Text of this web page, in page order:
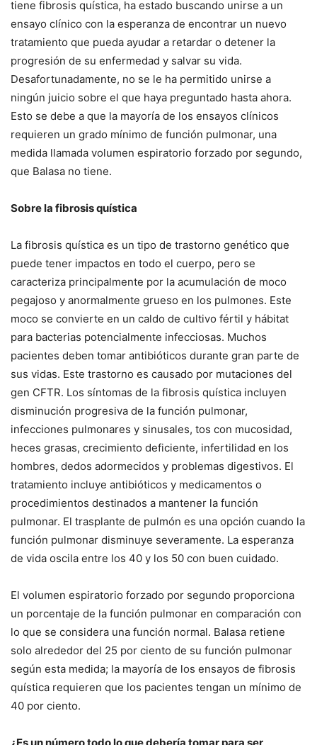
tiene fibrosis quística, ha estado buscando unirse a un
ensayo clínico con la esperanza de encontrar un nuevo
tratamiento que pueda ayudar a retardar o detener la
progresión de su enfermedad y salvar su vida.
Desafortunadamente, no se le ha permitido unirse a
ningún juicio sobre el que haya preguntado hasta ahora.
Esto se debe a que la mayoría de los ensayos clínicos
requieren un grado mínimo de función pulmonar, una
medida llamada volumen espiratorio forzado por segundo,
que Balasa no tiene.
Sobre la fibrosis quística
La fibrosis quística es un tipo de trastorno genético que
puede tener impactos en todo el cuerpo, pero se
caracteriza principalmente por la acumulación de moco
pegajoso y anormalmente grueso en los pulmones. Este
moco se convierte en un caldo de cultivo fértil y hábitat
para bacterias potencialmente infecciosas. Muchos
pacientes deben tomar antibióticos durante gran parte de
sus vidas. Este trastorno es causado por mutaciones del
gen CFTR. Los síntomas de la fibrosis quística incluyen
disminución progresiva de la función pulmonar,
infecciones pulmonares y sinusales, tos con mucosidad,
heces grasas, crecimiento deficiente, infertilidad en los
hombres, dedos adormecidos y problemas digestivos. El
tratamiento incluye antibióticos y medicamentos o
procedimientos destinados a mantener la función
pulmonar. El trasplante de pulmón es una opción cuando la
función pulmonar disminuye severamente. La esperanza
de vida oscila entre los 40 y los 50 con buen cuidado.
El volumen espiratorio forzado por segundo proporciona
un porcentaje de la función pulmonar en comparación con
lo que se considera una función normal. Balasa retiene
solo alrededor del 25 por ciento de su función pulmonar
según esta medida; la mayoría de los ensayos de fibrosis
quística requieren que los pacientes tengan un mínimo de
40 por ciento.